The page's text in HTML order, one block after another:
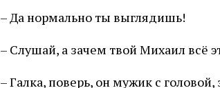
– Да нормально ты выглядишь!
– Слушай, а зачем твой Михаил всё
– Галка, поверь, он мужик с головой,